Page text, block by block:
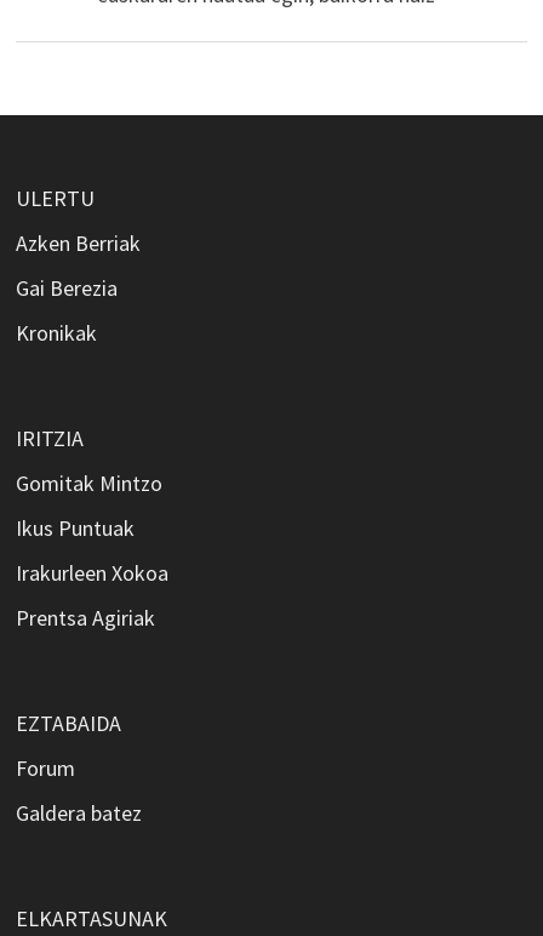
ULERTU
Azken Berriak
Gai Berezia
Kronikak
IRITZIA
Gomitak Mintzo
Ikus Puntuak
Irakurleen Xokoa
Prentsa Agiriak
EZTABAIDA
Forum
Galdera batez
ELKARTASUNAK